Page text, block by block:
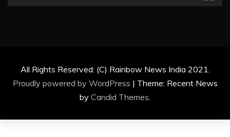
All Rights Reserved: (C) Rainbow News India 2021.
Proudly powered by WordPress | Theme: Recent News
by Candid Themes